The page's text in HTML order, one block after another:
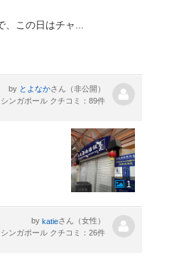
、この日はチャ
by とよなかさん（非公開）
シンガポール クチコミ：89件
1
by katieさん（女性）
シンガポール クチコミ：26件